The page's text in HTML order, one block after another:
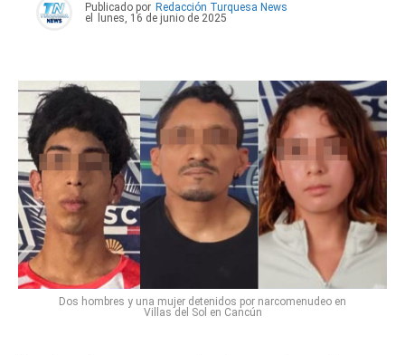
Publicado por Redacción Turquesa News
el
lunes, 16 de junio de 2025
Dos hombres y una mujer detenidos por narcomenudeo en
Villas del Sol en Cancún